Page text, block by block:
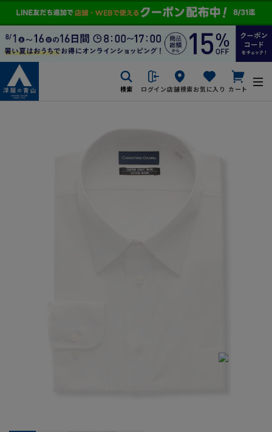
検索 ログイン店舗検索お気に入り カート